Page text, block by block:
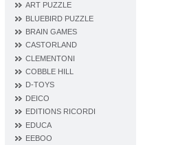
ART PUZZLE
BLUEBIRD PUZZLE
BRAIN GAMES
CASTORLAND
CLEMENTONI
COBBLE HILL
D‐TOYS
DEICO
EDITIONS RICORDI
EDUCA
EEBOO